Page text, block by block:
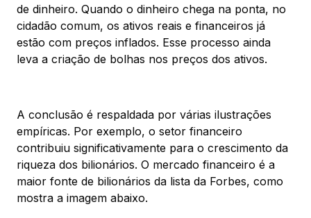
de dinheiro. Quando o dinheiro chega na ponta, no
cidadão comum, os ativos reais e financeiros já
estão com preços inflados. Esse processo ainda
leva a criação de bolhas nos preços dos ativos.
A conclusão é respaldada por várias ilustrações
empíricas. Por exemplo, o setor financeiro
contribuiu significativamente para o crescimento da
riqueza dos bilionários. O mercado financeiro é a
maior fonte de bilionários da lista da Forbes, como
mostra a imagem abaixo.